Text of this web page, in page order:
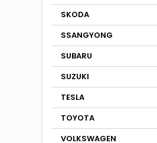
SKODA
SSANGYONG
SUBARU
SUZUKI
TESLA
TOYOTA
VOLKSWAGEN